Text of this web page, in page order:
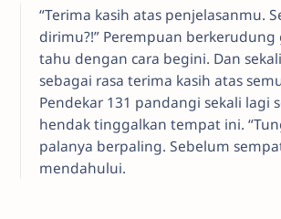
“Terima kasih atas penjelasanmu.
dirimu?!” Perempuan
tahu dengan cara begini. Dan
sebagai rasa terima kasih atas
Pendekar 131 pandangi sekali
hendak tinggalkan tempat ini.
palanya berpaling. Sebelum
mendahului.